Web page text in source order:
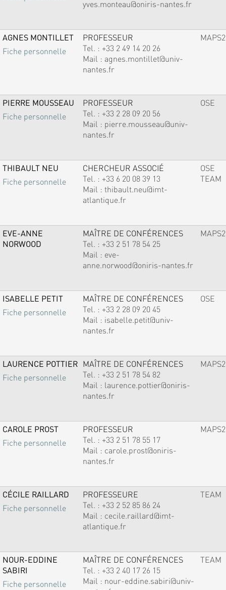
yves.monteau@oniris-nantes.fr
AGNES MONTILLET
Fiche personnelle
PROFESSEUR
Tel. : +33 2 49 14 20 26
Mail : agnes.montillet@univ-
nantes.fr
MAPS2
PIERRE MOUSSEAU
Fiche personnelle
PROFESSEUR
Tel. : +33 2 28 09 20 56
Mail : pierre.mousseau@univ-
nantes.fr
OSE
THIBAULT NEU
Fiche personnelle
CHERCHEUR ASSOCIÉ
Tel. : +33 6 20 08 39 13
Mail : thibault.neu@imt-
atlantique.fr
OSE
TEAM
EVE-ANNE
NORWOOD
MAÎTRE DE CONFÉRENCES
Tel. : +33 2 51 78 54 25
Mail : eve-
anne.norwood@oniris-nantes.fr
MAPS2
ISABELLE PETIT
Fiche personnelle
MAÎTRE DE CONFÉRENCES
Tel. : +33 2 28 09 20 45
Mail : isabelle.petit@univ-
nantes.fr
OSE
LAURENCE POTTIER
Fiche personnelle
MAÎTRE DE CONFÉRENCES
Tel. : +33 2 51 78 54 82
Mail : laurence.pottier@oniris-
nantes.fr
MAPS2
CAROLE PROST
Fiche personnelle
PROFESSEUR
Tel. : +33 2 51 78 55 17
Mail : carole.prost@oniris-
nantes.fr
MAPS2
CÉCILE RAILLARD
Fiche personnelle
PROFESSEURE
Tel. : +33 2 52 85 86 24
Mail : cecile.raillard@imt-
atlantique.fr
TEAM
NOUR-EDDINE
SABIRI
Fiche personnelle
MAÎTRE DE CONFÉRENCES
Tel. : +33 2 40 17 26 15
Mail : nour-eddine.sabiri@univ-
TEAM